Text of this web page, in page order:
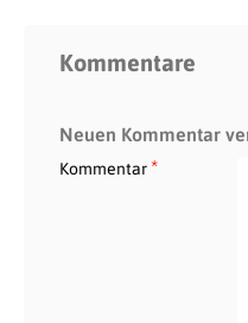
Kommentare
Neuen Kommentar
Kommentar*